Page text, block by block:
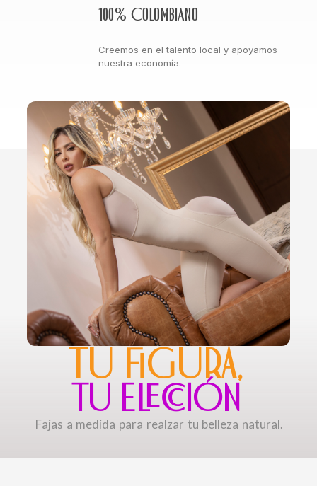
100% Colombiano
Creemos en el talento local y apoyamos
nuestra economía.
TU FIGURA,
TU ELECCIÓN
Fajas a medida para realzar tu belleza natural.